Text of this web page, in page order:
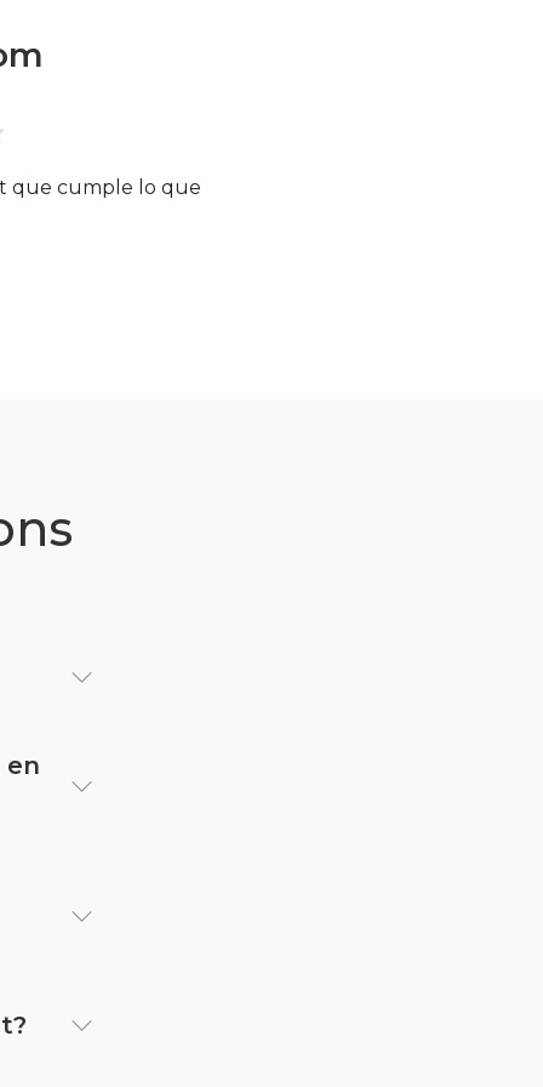
que cumple lo que
en